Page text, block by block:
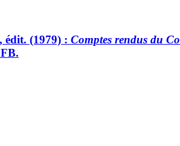
(1979) : Comptes rendus du